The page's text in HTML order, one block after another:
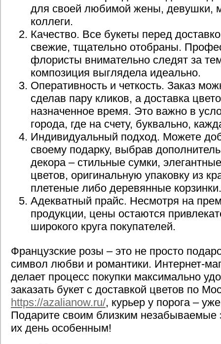
для своей любимой жены, девушки,
коллеги.
Качество. Все букеты перед
свежие, тщательно отобраны.
флористы внимательно следят за
композиция выглядела идеально.
Оперативность и четкость. Заказ
сделав пару кликов, а доставка
назначенное время. Это важно в
города, где на счету, буквально,
Индивидуальный подход. Можете
своему подарку, выбрав
декора – стильные сумки,
цветов, оригинальную упаковку из
плетеные либо деревянные корзинки.
Адекватный прайс. Несмотря на
продукции, цены остаются
широкого круга покупателей.
Французские розы – это не просто
символ любви и романтики. Интернет-
делает процесс покупки максимально
заказать букет с доставкой цветов по
https://azalianow.ru/, курьер у порога –
Подарите своим близким незабываемые
их день особенным!